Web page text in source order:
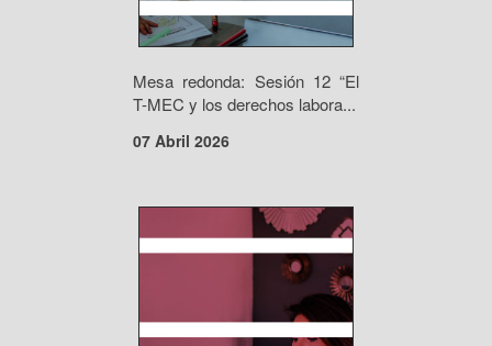
Mesa redonda: Sesión 12 “El
T-MEC y los derechos labora...
07 Abril 2026